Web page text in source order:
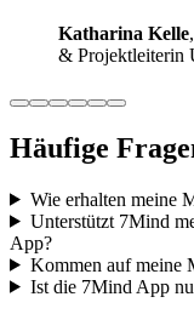
Katha­rina Kelle
& Pro­jekt­lei­te­rin
Häufige
Wie erhalten meine
Unterstützt 7Mind
App?
Kommen auf meine
Ist die 7Mind App